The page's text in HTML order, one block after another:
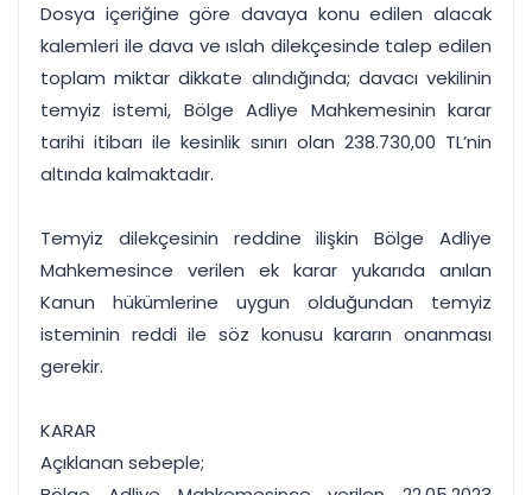
Dosya içeriğine göre davaya konu edilen alacak
kalemleri ile dava ve ıslah dilekçesinde talep edilen
toplam miktar dikkate alındığında; davacı vekilinin
temyiz istemi, Bölge Adliye Mahkemesinin karar
tarihi itibarı ile kesinlik sınırı olan 238.730,00 TL’nin
altında kalmaktadır.
Temyiz dilekçesinin reddine ilişkin Bölge Adliye
Mahkemesince verilen ek karar yukarıda anılan
Kanun hükümlerine uygun olduğundan temyiz
isteminin reddi ile söz konusu kararın onanması
gerekir.
KARAR
Açıklanan sebeple;